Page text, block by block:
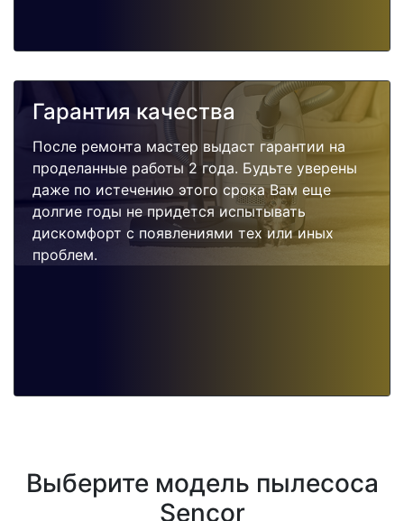
Гарантия качества
После ремонта мастер выдаст гарантии на
проделанные работы 2 года. Будьте уверены
даже по истечению этого срока Вам еще
долгие годы не придется испытывать
дискомфорт с появлениями тех или иных
проблем.
Выберите модель пылесоса
Sencor